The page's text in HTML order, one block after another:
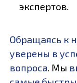
экспертов.
Обращаясь к
уверены в
вопроса. Мы